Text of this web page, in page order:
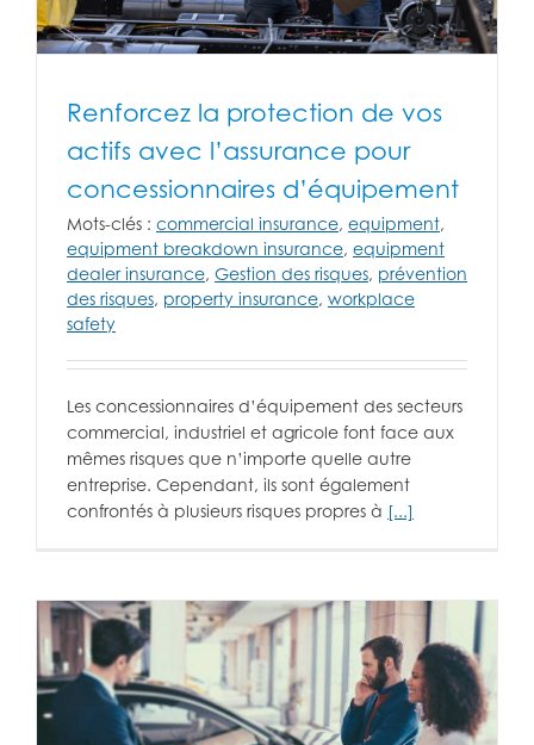
Renforcez la protection de vos
actifs avec l’assurance pour
concessionnaires d’équipement
Mots-clés : commercial insurance, equipment,
equipment breakdown insurance, equipment
dealer insurance, Gestion des risques, prévention
des risques, property insurance, workplace
safety
Les concessionnaires d’équipement des secteurs
commercial, industriel et agricole font face aux
mêmes risques que n’importe quelle autre
entreprise. Cependant, ils sont également
confrontés à plusieurs risques propres à [...]